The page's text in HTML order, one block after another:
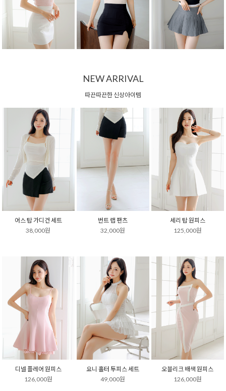
NEW ARRIVAL
따끈따끈한 신상아이템
어스 탑 가디건 세트
38,000원
번트 랩 팬츠
32,000원
세리 탑 원피스
125,000원
디넬 플레어 원피스
126,000원
요니 홀터 투피스 세트
49,000원
오블리크 배색 원피스
126,000원